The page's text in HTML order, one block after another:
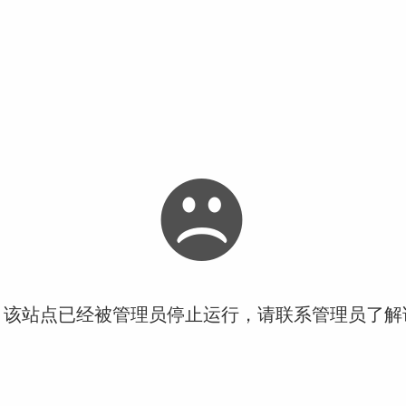
站点已经被管理员停止运行，请联系管理员了